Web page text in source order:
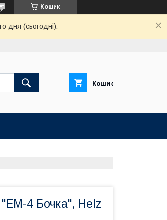
Кошик
дня (сьогодні).
Кошик
"ЕМ-4 Бочка", Нelz